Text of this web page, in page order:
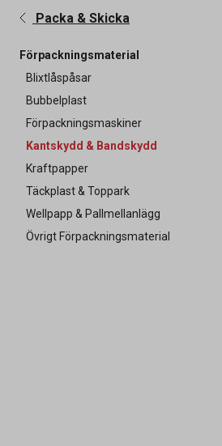
Packa & Skicka
Förpackningsmaterial
Blixtlåspåsar
Bubbelplast
Förpackningsmaskiner
Kantskydd & Bandskydd
Kraftpapper
Täckplast & Toppark
Wellpapp & Pallmellanlägg
Övrigt Förpackningsmaterial